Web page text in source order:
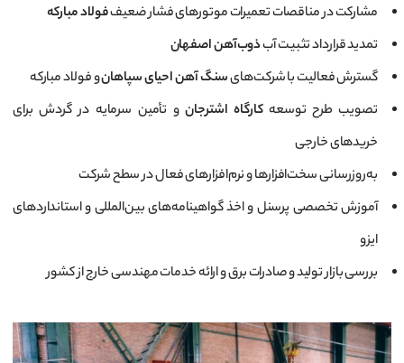
مشارکت در مناقصات تعمیرات موتورهای فشار ضعیففولاد مبارکه
تمدید قرارداد تثبیت آبذوب‌آهن اصفهان
گسترش فعالیت با شرکت‌هایسنگ آهن احیای سپاهانو فولاد مبارکه
تصویب طرح توسعهکارگاه اشترجانو تأمین سرمایه در گردش برای
خریدهای خارجی
به‌روزرسانی سخت‌افزارها و نرم‌افزارهای فعال در سطح شرکت
آموزش تخصصی پرسنل و اخذ گواهینامه‌های بین‌المللی و استانداردهای
ایزو
بررسی بازار تولید و صادرات برق و ارائه خدمات مهندسی خارج از کشور